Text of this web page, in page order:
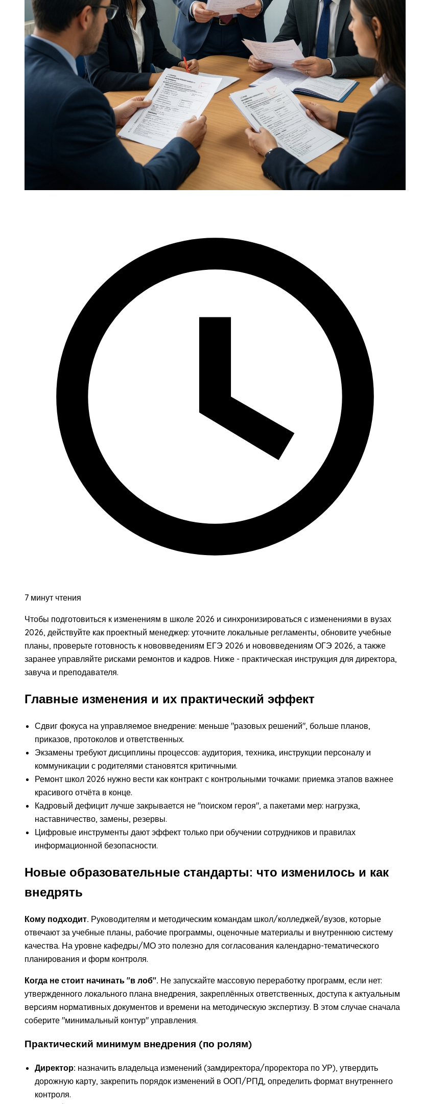
7 минут чтения
Чтобы подготовиться к изменениям в школе 2026 и синхронизироваться с изменениями в вузах
2026, действуйте как проектный менеджер: уточните локальные регламенты, обновите учебные
планы, проверьте готовность к нововведениям ЕГЭ 2026 и нововведениям ОГЭ 2026, а также
заранее управляйте рисками ремонтов и кадров. Ниже - практическая инструкция для директора,
завуча и преподавателя.
Главные изменения и их практический эффект
Сдвиг фокуса на управляемое внедрение: меньше "разовых решений", больше планов,
приказов, протоколов и ответственных.
Экзамены требуют дисциплины процессов: аудитория, техника, инструкции персоналу и
коммуникации с родителями становятся критичными.
Ремонт школ 2026 нужно вести как контракт с контрольными точками: приемка этапов важнее
красивого отчёта в конце.
Кадровый дефицит лучше закрывается не "поиском героя", а пакетами мер: нагрузка,
наставничество, замены, резервы.
Цифровые инструменты дают эффект только при обучении сотрудников и правилах
информационной безопасности.
Новые образовательные стандарты: что изменилось и как
внедрять
Кому подходит. Руководителям и методическим командам школ/колледжей/вузов, которые
отвечают за учебные планы, рабочие программы, оценочные материалы и внутреннюю систему
качества. На уровне кафедры/МО это полезно для согласования календарно-тематического
планирования и форм контроля.
Когда не стоит начинать "в лоб". Не запускайте массовую переработку программ, если нет:
утвержденного локального плана внедрения, закреплённых ответственных, доступа к актуальным
версиям нормативных документов и времени на методическую экспертизу. В этом случае сначала
соберите "минимальный контур" управления.
Практический минимум внедрения (по ролям)
Директор: назначить владельца изменений (замдиректора/проректора по УР), утвердить
дорожную карту, закрепить порядок изменений в ООП/РПД, определить формат внутреннего
контроля.